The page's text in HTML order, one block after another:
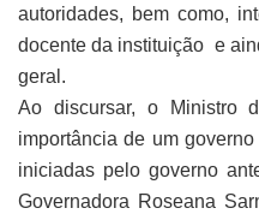
autoridades, bem como,
docente da instituição e
geral.
Ao discursar, o Ministro
importância de um
iniciadas pelo governo
Governadora Roseana